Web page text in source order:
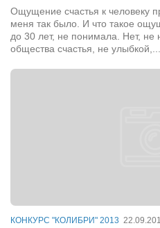
Фестиваль. Конкурс
Конкурс «Колибри» 2016
Афиша
Ощущение счастья к человеку
меня так было. И что такое
до 30 лет, не понимала. Нет, не
общества счастья, не улыбкой,...
КОНКУРС "КОЛИБРИ" 2013